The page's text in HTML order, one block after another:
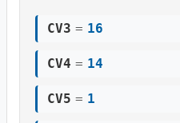
CV3 = 16
CV4 = 14
CV5 = 1